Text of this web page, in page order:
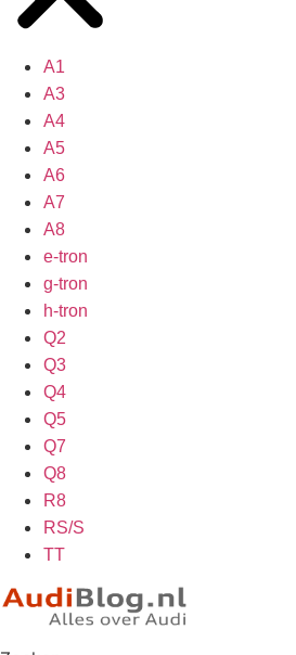
A1
A3
A4
A5
A6
A7
A8
e-tron
g-tron
h-tron
Q2
Q3
Q4
Q5
Q7
Q8
R8
RS/S
TT